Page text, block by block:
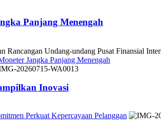
Panjang Menengah
Undang-undang Pusat Finansial
Jangka Panjang Menengah
Inovasi
Perkuat Kepercayaan Pelanggan